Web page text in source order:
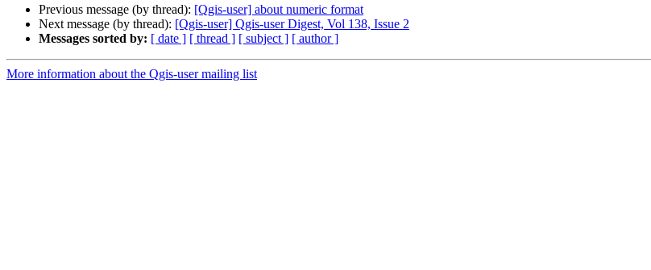
Previous message (by thread): [Qgis-user] about numeric format
Next message (by thread): [Qgis-user] Qgis-user Digest, Vol 138, Issue 2
Messages sorted by: [ date ] [ thread ] [ subject ] [ author ]
More information about the Qgis-user mailing list